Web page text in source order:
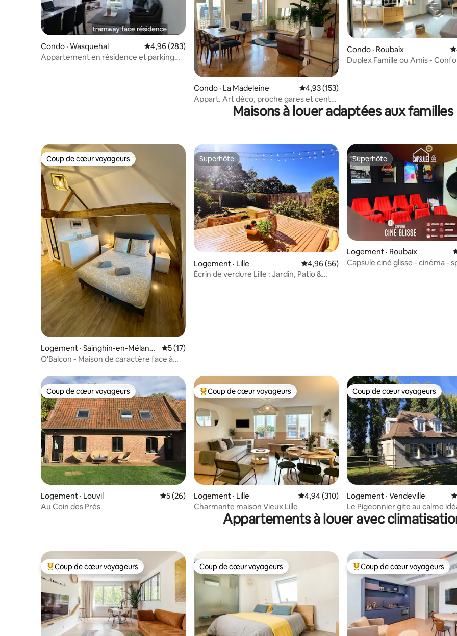
Condo · Wasquehal Note moyenne de 4,96 sur 5, 283 commentaires
4,96 (283)
Appartement en résidence et parking
Condo · La Madeleine Note moyenne de 4,93 sur 5, 153
4,93 (153)
Appart. Art déco, proche gares et centre
Condo · Roubaix
Duplex Famille ou Amis -
Maisons à louer adaptées aux familles
Coup de cœur voyageurs
Coup de cœur voyageurs
Logement · Sainghin-en-Mélanto
is
Note moyenne de 5 sur 5, 17 commentaires
5 (17)
O'Balcon - Maison de caractère face à
Superhôte
Superhôte
Logement · Lille Note moyenne de 4,96 sur 5, 56
4,96 (56)
Écrin de verdure Lille : Jardin, Patio &
Superhôte
Superhôte
Logement · Roubaix
Capsule ciné glisse - cinéma -
Coup de cœur voyageurs
Coup de cœur voyageurs
Logement · Louvil Note moyenne de 5 sur 5, 26 commentaires
5 (26)
Au Coin des Prés
Coup de cœur voyageurs parmi les plus aimés
Coup de cœur voyageurs
Logement · Lille Note moyenne de 4,94 sur 5, 310
4,94 (310)
Charmante maison Vieux Lille
Coup de cœur voyageurs
Coup de cœur voyageurs
Logement · Vendeville
Le Pigeonnier gite au calme
mobilité
Appartements à louer avec
Coup de cœur voyageurs parmi les plus aimés
Coup de cœur voyageurs Coup de cœur voyageurs
Coup de cœur voyageurs Coup de cœur voyageurs
Coup de cœur voyageurs